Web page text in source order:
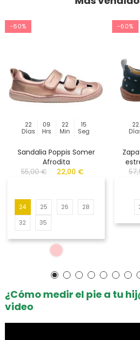
-60%
22
Días
09
Hrs
22
Min
15
Seg
Sandalia Poppis Somer
Afrodita
55,00 €
22,00 €
24 25 26
28
32
35
-60%
22
¿Cómo medir el pie a tu
video